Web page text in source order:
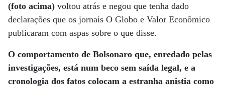
(foto acima) voltou atrás e negou que tenha dado
declarações que os jornais O Globo e Valor Econômico
publicaram com aspas sobre o que disse.
O comportamento de Bolsonaro que, enredado pelas
investigações, está num beco sem saída legal, e a
cronologia dos fatos colocam a estranha anistia como